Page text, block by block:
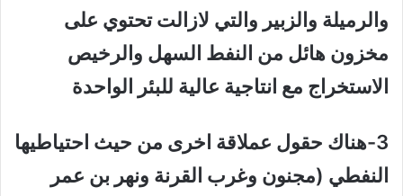
والرميلة والزبير والتي لازالت تحتوي على
مخزون هائل من النفط السهل والرخيص
الاستخراج مع انتاجية عالية للبئر الواحدة
3-هناك حقول عملاقة اخرى من حيث احتياطيها
النفطي (مجنون وغرب القرنة ونهر بن عمر